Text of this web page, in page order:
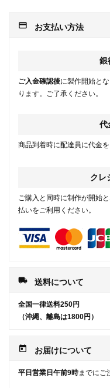
payment お支払い方法
銀
ご入金確認後に製作開始と
ります。ご了承ください。
代
商品到着時に配達員に代金
クレ
ご購入と同時に制作が開始と
払いをご利用ください。
local_shipping 送料について
全国一律送料250円
（沖縄、離島は1800円）
today お届けについて
平日営業日午前9時までにご